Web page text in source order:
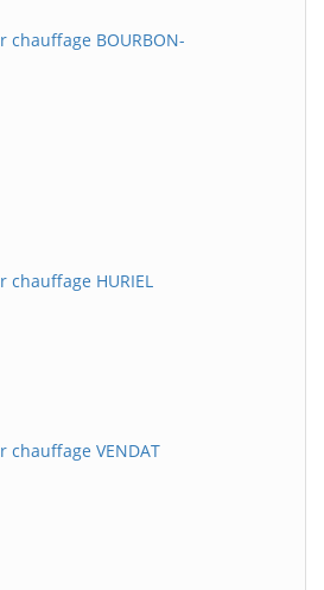
chauffage BOURBON-
HURIEL
chauffage VENDAT